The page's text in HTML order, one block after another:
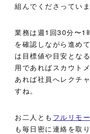
組んでくださっていま
業務は週1回30分〜1
を確認しながら進め
は目標値や目安とな
用であればスカウト
あれば社員へレクチ
すね。
お二人とも フルリモ
も毎日密に連絡を取